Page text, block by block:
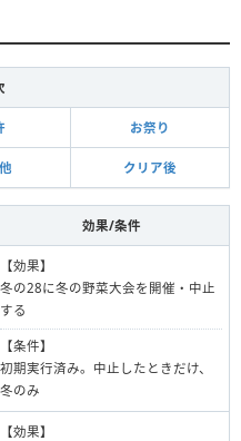
お祭り
クリア後
効果/条件
【効果】
冬の28に冬の野菜大会を開催・中止
する
【条件】
初期実行済み。中止したときだけ、
冬のみ
【効果】